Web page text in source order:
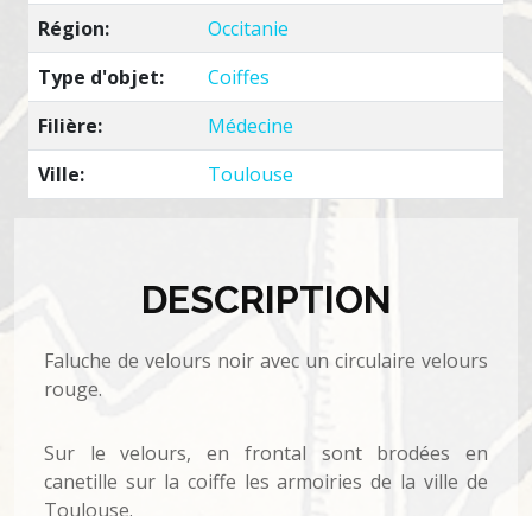
Région:
Occitanie
Type d'objet:
Coiffes
Filière:
Médecine
Ville:
Toulouse
DESCRIPTION
Faluche de velours noir avec un circulaire velours
rouge.
Sur le velours, en frontal sont brodées en
canetille sur la coiffe les armoiries de la ville de
Toulouse.